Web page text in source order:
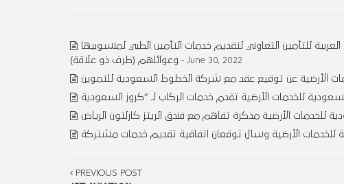
للتأمين التعاوني لتقديم خدمات التأمين الطبي لمنسوبيها
وعوائلهم (طرف ذو علاقة) - June 30, 2022
الأرضية عن توقيع عقد مع شركة الخطوط السعودية للتموين
للخدمات الأرضية مذكرة تفاهم مع فندق الريتز كارلتون الرياض
للخدمات الأرضية وسال توقعان اتفاقية تقديم خدمات مشتركة
PREVIOUS POST